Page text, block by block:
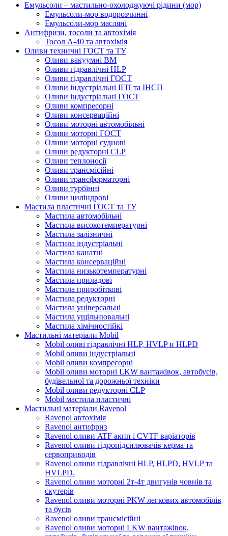
Емульсоли – мастильно-охолоджуючі рідини (мор)
Емульсоли-мор водорозчинні
Емульсоли-мор масляні
Антифризи, тосоли та автохімія
Тосол А-40 та автохімія
Оливи техничні ГОСТ та ТУ
Оливи вакуумні ВМ
Оливи гідравлічні HLP
Оливи гідравлічні ГОСТ
Оливи індустріальні ІГП та ІНСП
Оливи індустріальні ГОСТ
Оливи компресорні
Оливи консерваційні
Оливи моторні автомобільні
Оливи моторні ГОСТ
Оливи моторні суднові
Оливи редукторні CLP
Оливи теплоносії
Оливи трансмісійні
Оливи трансформаторні
Оливи турбінні
Оливи циліндрові
Мастила пластичні ГОСТ та ТУ
Мастила автомобільні
Мастила високотемпературні
Мастила залізничні
Мастила індустріальні
Мастила канатні
Мастила консерваційні
Мастила низькотемпературні
Мастила приладові
Мастила приробіткові
Мастила редукторні
Мастила універсальні
Мастила ущільнювальні
Мастила хімічностійкі
Мастильні матеріали Mobil
Mobil оливі гідравлічні HLP, HVLP и HLPD
Mobil оливи індустріальні
Mobil оливи компресорні
Mobil оливи моторні LKW вантажівок, автобусів,
будівельної та дорожньої техніки
Mobil оливи редукторні CLP
Mobil мастила пластичні
Мастильні матеріали Ravenol
Ravenol автохімія
Ravenol антифриз
Ravenol оливи ATF акпп і CVTF варіаторів
Ravenol оливи гідропідсилювачів керма та
сервоприводів
Ravenol оливи гідравлічні HLP, HLPD, HVLP та
HVLPD.
Ravenol оливи моторні 2т-4т двигунів човнів та
скутерів
Ravenol оливи моторні PKW легкових автомобілів
та бусів
Ravenol оливи трансмісійні
Ravenol оливи моторні LKW вантажівок,